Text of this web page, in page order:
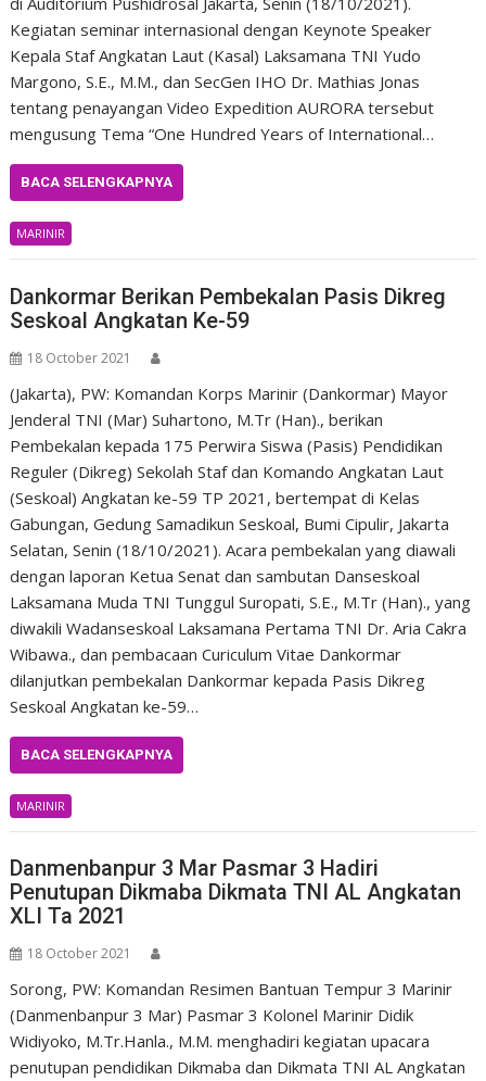
Kegiatan seminar internasional dengan Keynote Speaker
Kepala Staf Angkatan Laut (Kasal) Laksamana TNI Yudo
Margono, S.E., M.M., dan SecGen IHO Dr. Mathias Jonas
tentang penayangan Video Expedition AURORA tersebut
mengusung Tema “One Hundred Years of International…
BACA SELENGKAPNYA
MARINIR
Dankormar Berikan Pembekalan Pasis Dikreg
Seskoal Angkatan Ke-59
18 October 2021
(Jakarta), PW: Komandan Korps Marinir (Dankormar) Mayor
Jenderal TNI (Mar) Suhartono, M.Tr (Han)., berikan
Pembekalan kepada 175 Perwira Siswa (Pasis) Pendidikan
Reguler (Dikreg) Sekolah Staf dan Komando Angkatan Laut
(Seskoal) Angkatan ke-59 TP 2021, bertempat di Kelas
Gabungan, Gedung Samadikun Seskoal, Bumi Cipulir, Jakarta
Selatan, Senin (18/10/2021). Acara pembekalan yang diawali
dengan laporan Ketua Senat dan sambutan Danseskoal
Laksamana Muda TNI Tunggul Suropati, S.E., M.Tr (Han)., yang
diwakili Wadanseskoal Laksamana Pertama TNI Dr. Aria Cakra
Wibawa., dan pembacaan Curiculum Vitae Dankormar
dilanjutkan pembekalan Dankormar kepada Pasis Dikreg
Seskoal Angkatan ke-59…
BACA SELENGKAPNYA
MARINIR
Danmenbanpur 3 Mar Pasmar 3 Hadiri
Penutupan Dikmaba Dikmata TNI AL Angkatan
XLI Ta 2021
18 October 2021
Sorong, PW: Komandan Resimen Bantuan Tempur 3 Marinir
(Danmenbanpur 3 Mar) Pasmar 3 Kolonel Marinir Didik
Widiyoko, M.Tr.Hanla., M.M. menghadiri kegiatan upacara
penutupan pendidikan Dikmaba dan Dikmata TNI AL Angkatan